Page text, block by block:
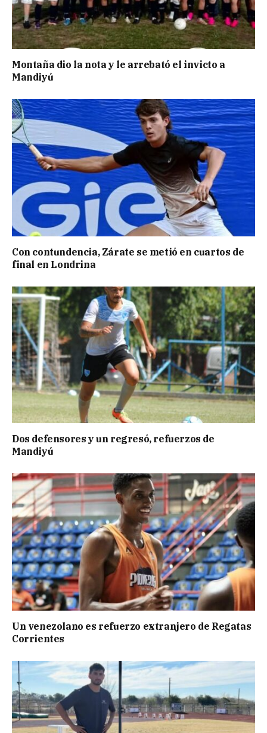
Montaña dio la nota y le arrebató el invicto a
Mandiyú
Con contundencia, Zárate se metió en cuartos de
final en Londrina
Dos defensores y un regresó, refuerzos de
Mandiyú
Un venezolano es refuerzo extranjero de Regatas
Corrientes